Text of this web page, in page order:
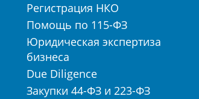
Регистрация НКО
Помощь по 115-ФЗ
Юридическая экспертиза
бизнеса
Due Diligence
Закупки 44-ФЗ и 223-ФЗ